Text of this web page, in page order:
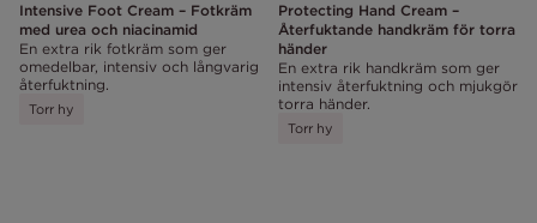
Intensive Foot Cream – Fotkräm
med urea och niacinamid
En extra rik fotkräm som ger
omedelbar, intensiv och långvarig
återfuktning.
Torr hy
Protecting Hand Cream –
Återfuktande handkräm för torra
händer
En extra rik handkräm som ger
intensiv återfuktning och mjukgör
torra händer.
Torr hy